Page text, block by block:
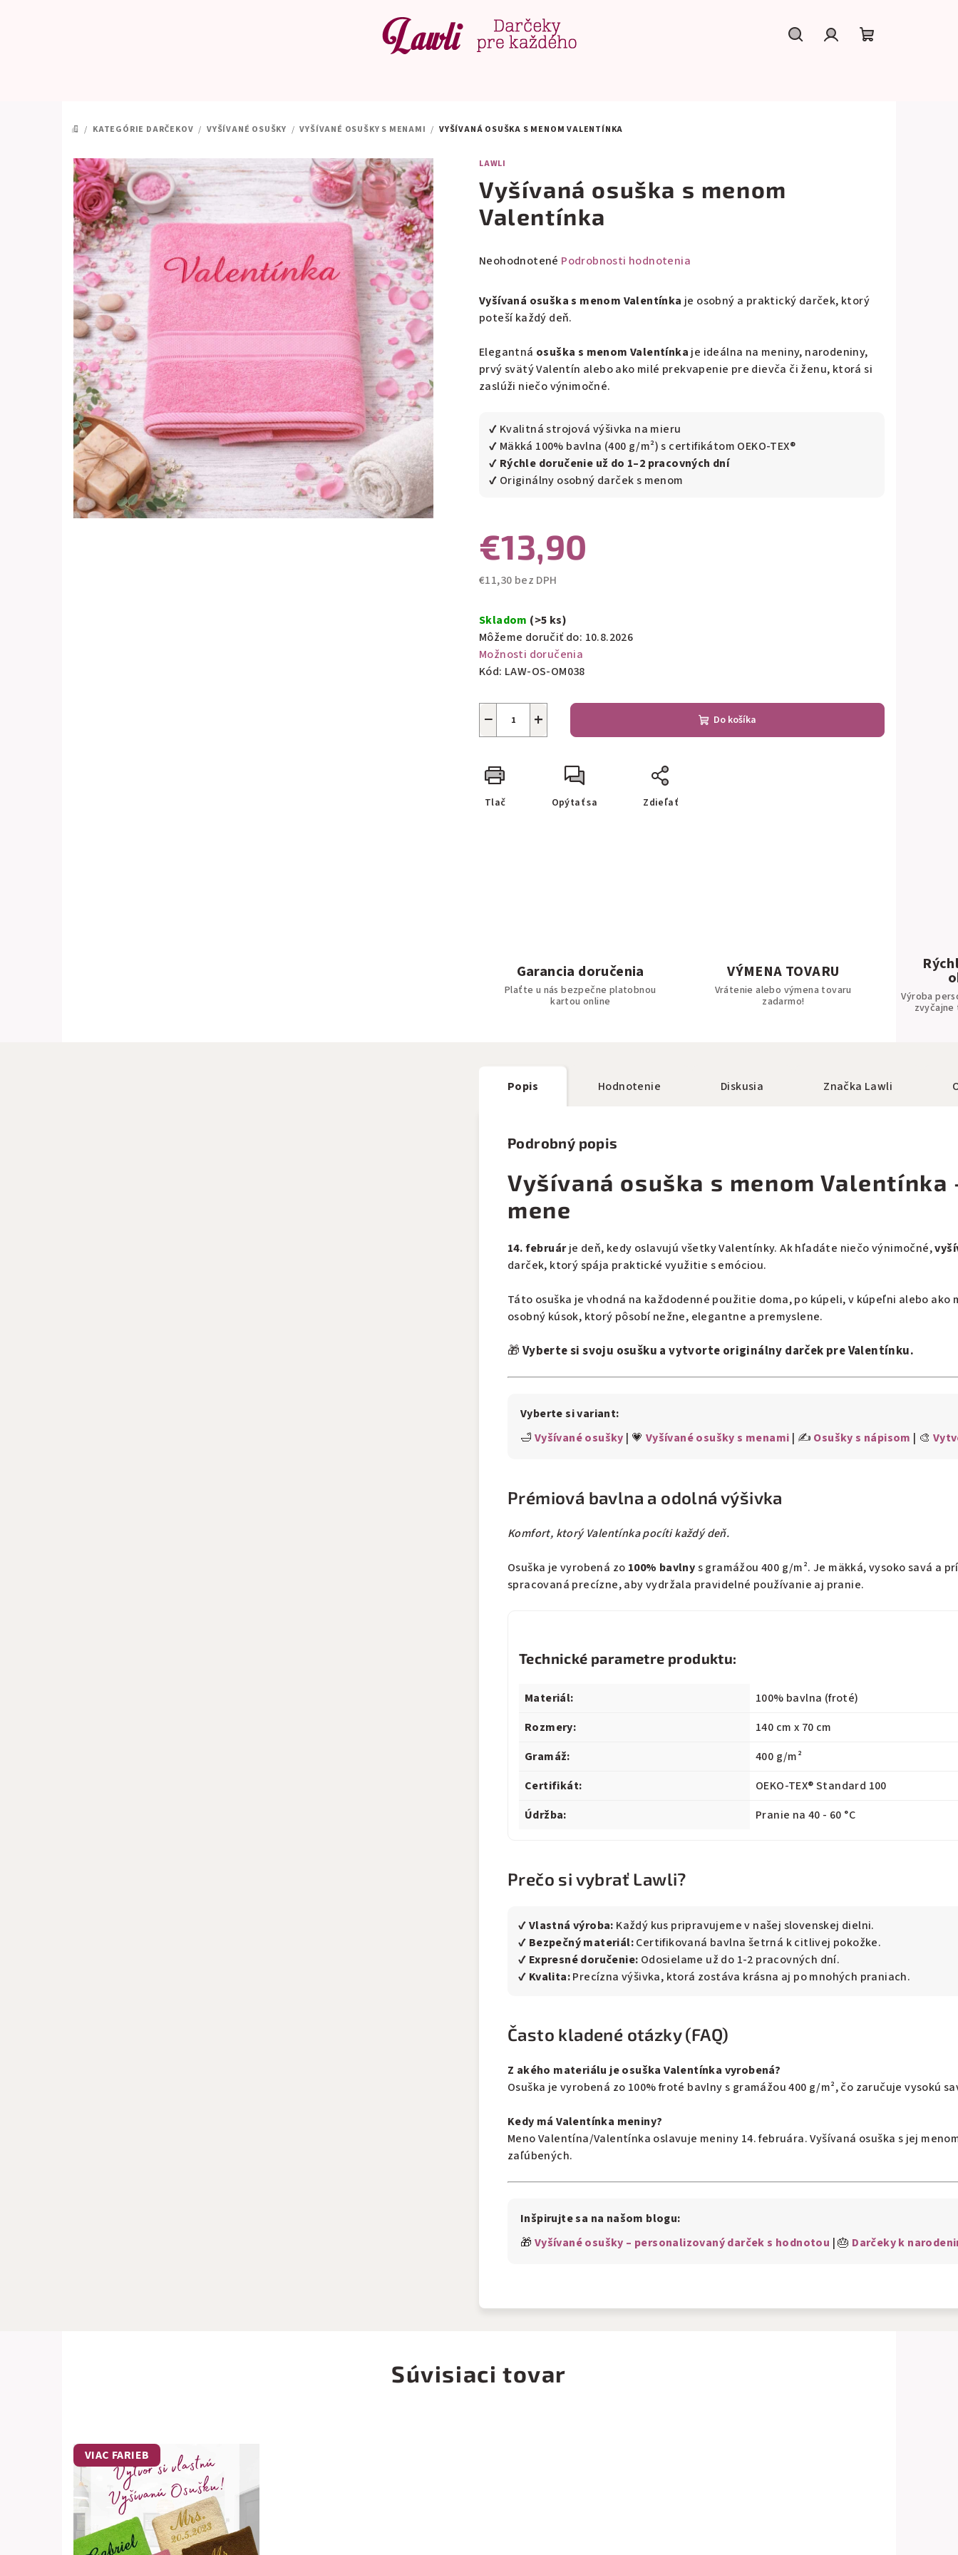
DOMOV
/ KATEGÓRIE DARČEKOV / VYŠÍVANÉ OSUŠKY / VYŠÍVANÉ OSUŠKY S MENAMI / VYŠÍVANÁ OSUŠKA S MENOM VALENTÍNKA
LAWLI
Vyšívaná osuška s menom
Valentínka
Priemerné
produktu
je
0,0
z
hviezdičiek.
Neohodnotené Podrobnosti hodnotenia
Vyšívaná osuška s menom Valentínka je osobný a praktický darček, ktorý
poteší každý deň.
Elegantná osuška s menom Valentínka je ideálna na meniny, narodeniny,
prvý svätý Valentín alebo ako milé prekvapenie pre dievča či ženu, ktorá si
zaslúži niečo výnimočné.
✔ Kvalitná strojová výšivka na mieru
✔ Mäkká 100% bavlna (400 g/m²) s certifikátom OEKO-TEX®
✔ Rýchle doručenie už do 1–2 pracovných dní
✔ Originálny osobný darček s menom
€13,90
€11,30 bez DPH
cena:
Skladom (>5 ks)
Môžeme doručiť do: 10.8.2026
Možnosti doručenia
Kód: LAW-OS-OM038
+
− Do košíka
Tlač Opýtať sa Zdieľať
Garancia doručenia
Plaťte u nás bezpečne platobnou
kartou online
VÝMENA TOVARU
Vrátenie alebo výmena tovaru
zadarmo!
Výroba
zvyčajne
Popis Hodnotenie Diskusia Značka Lawli
Podrobný popis
Vyšívaná osuška s menom
mene
14. februárje deň, kedy oslavujú všetky Valentínky. Ak hľadáte niečo výnimočné,
darček, ktorý spája praktické využitie s emóciou.
Táto osuška je vhodná na každodenné použitie doma, po kúpeli, v kúpeľni alebo
osobný kúsok, ktorý pôsobí nežne, elegantne a premyslene.
🎁 Vyberte si svoju osušku a vytvorte originálny darček pre Valentínku.
Vyberte si variant:
🛁 Vyšívané osušky | 💗 Vyšívané osušky s menami | ✍️ Osušky s nápisom | 🎨
Prémiová bavlna a odolná výšivka
Komfort, ktorý Valentínka pocíti každý deň.
Osuška je vyrobená zo 100% bavlnys gramážou 400 g/m². Je mäkká, vysoko savá a
spracovaná precízne, aby vydržala pravidelné používanie aj pranie.
Technické parametre produktu:
Materiál:
100% bavlna (froté)
Rozmery:
140 cm x 70 cm
Gramáž:
400 g/m²
Certifikát:
OEKO-TEX® Standard 100
Údržba:
Pranie na 40 - 60 °C
Prečo si vybrať Lawli?
✔Vlastná výroba: Každý kus pripravujeme v našej slovenskej dielni.
✔ Bezpečný materiál:Certifikovaná bavlna šetrná k citlivej pokožke.
✔ Expresné doručenie: Odosielame už do 1-2 pracovných dní.
✔ Kvalita:Precízna výšivka, ktorá zostáva krásna aj po mnohých praniach.
Často kladené otázky (FAQ)
Z akého materiálu je osuška Valentínka vyrobená?
Osuška je vyrobená zo 100% froté bavlny s gramážou 400 g/m², čo zaručuje vysokú
Kedy má Valentínka meniny?
Meno Valentína/Valentínka oslavuje meniny 14. februára. Vyšívaná osuška s jej
zaľúbených.
Inšpirujte sa na našom blogu:
🎁 Vyšívané osušky – personalizovaný darček s hodnotou | 🎂 Darčeky k
Súvisiaci tovar
VIAC FARIEB